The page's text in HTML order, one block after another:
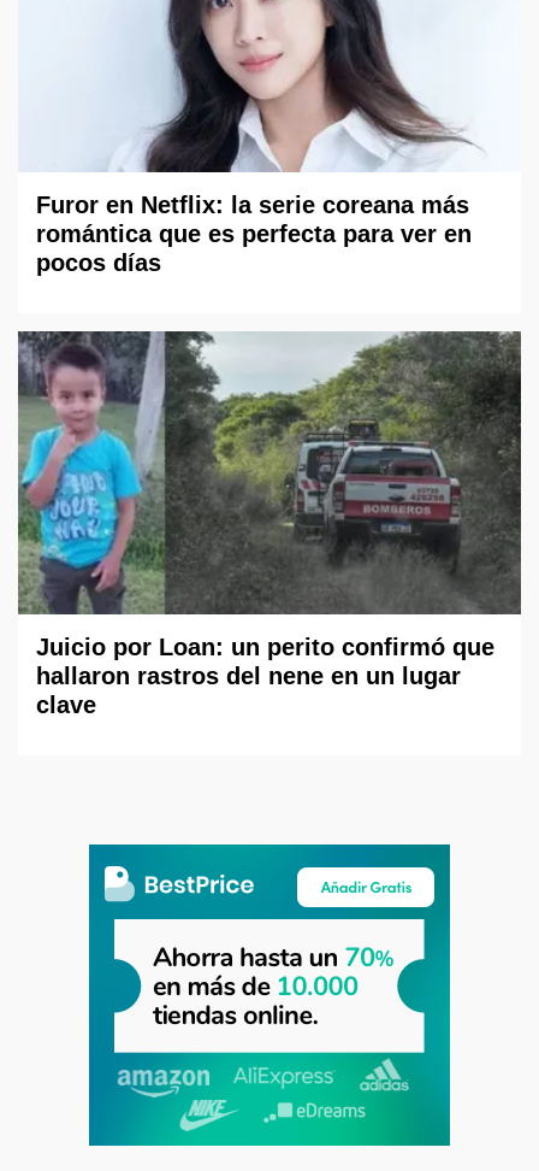
Furor en Netflix: la serie coreana más
romántica que es perfecta para ver en
pocos días
Juicio por Loan: un perito confirmó que
hallaron rastros del nene en un lugar
clave